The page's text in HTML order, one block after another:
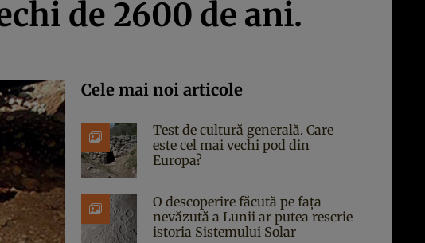
de 2600 de ani.
Cele mai noi articole
Test de cultură generală. Care
este cel mai vechi pod din
Europa?
O descoperire făcută pe fața
nevăzută a Lunii ar putea rescrie
istoria Sistemului Solar